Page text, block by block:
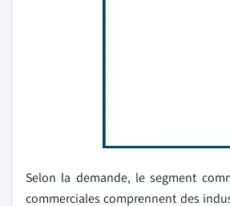
Selon la demande, le segment
commerciales comprennent des